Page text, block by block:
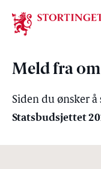
Stortinget.no
Meld fra
Siden du ønsker
Statsbudsjettet